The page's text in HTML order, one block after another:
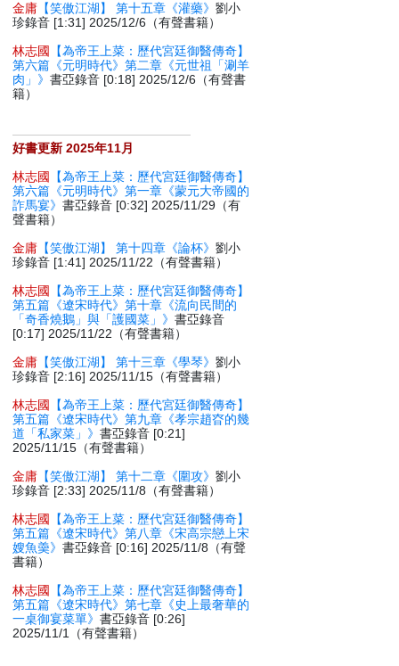
金庸 【笑傲江湖】 第十五章《灌藥》劉小
珍錄音 [1:31] 2025/12/6（有聲書籍）
林志國
【為帝王上菜：歷代宮廷御醫傳奇】
第六篇《元明時代》第二章《元世祖「涮羊
肉」》書亞錄音 [0:18] 2025/12/6（有聲書
籍）
好書更新 2025年11月
林志國
【為帝王上菜：歷代宮廷御醫傳奇】
第六篇《元明時代》第一章《蒙元大帝國的
詐馬宴》書亞錄音 [0:32] 2025/11/29（有
聲書籍）
金庸 【笑傲江湖】 第十四章《論杯》劉小
珍錄音 [1:41] 2025/11/22（有聲書籍）
林志國
【為帝王上菜：歷代宮廷御醫傳奇】
第五篇《遼宋時代》第十章《流向民間的
「奇香燒鵝」與「護國菜」》書亞錄音
[0:17] 2025/11/22（有聲書籍）
金庸 【笑傲江湖】 第十三章《學琴》劉小
珍錄音 [2:16] 2025/11/15（有聲書籍）
林志國
【為帝王上菜：歷代宮廷御醫傳奇】
第五篇《遼宋時代》第九章《孝宗趙昚的幾
道「私家菜」》書亞錄音 [0:21]
2025/11/15（有聲書籍）
金庸 【笑傲江湖】 第十二章《圍攻》劉小
珍錄音 [2:33] 2025/11/8（有聲書籍）
林志國
【為帝王上菜：歷代宮廷御醫傳奇】
第五篇《遼宋時代》第八章《宋高宗戀上宋
嫂魚羮》書亞錄音 [0:16] 2025/11/8（有聲
書籍）
林志國
【為帝王上菜：歷代宮廷御醫傳奇】
第五篇《遼宋時代》第七章《史上最奢華的
一桌御宴菜單》書亞錄音 [0:26]
2025/11/1（有聲書籍）